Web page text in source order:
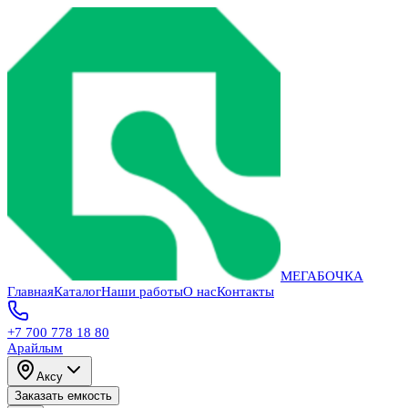
МЕГАБОЧКА
ГлавнаяКаталогНаши работыО насКонтакты
+7 700 778 18 80
Арайлым
Аксу
Заказать емкость